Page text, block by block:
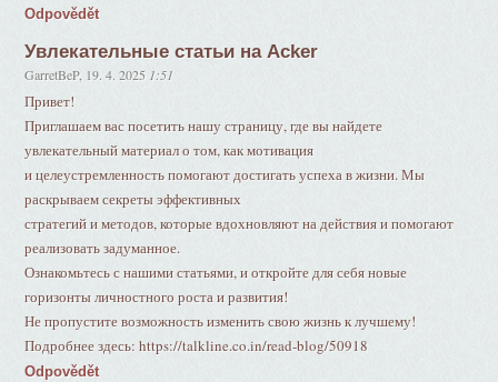
Odpovědět
Увлекательные статьи на Acker
GarretBeP, 19. 4. 2025 1:51
Привет!
Приглашаем вас посетить нашу страницу, где вы найдете
увлекательный материал о том, как мотивация
и целеустремленность помогают достигать успеха в жизни. Мы
раскрываем секреты эффективных
стратегий и методов, которые вдохновляют на действия и помогают
реализовать задуманное.
Ознакомьтесь с нашими статьями, и откройте для себя новые
горизонты личностного роста и развития!
Не пропустите возможность изменить свою жизнь к лучшему!
Подробнее здесь: https://talkline.co.in/read-blog/50918
Odpovědět